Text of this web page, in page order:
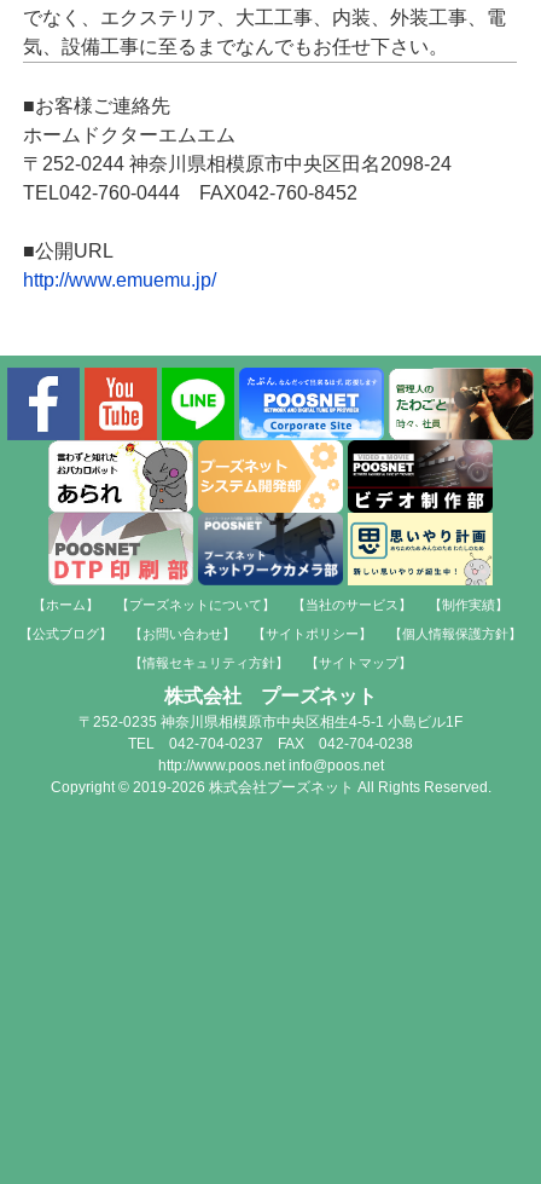
でなく、エクステリア、大工工事、内装、外装工事、電
気、設備工事に至るまでなんでもお任せ下さい。
■お客様ご連絡先
ホームドクターエムエム
〒252-0244 神奈川県相模原市中央区田名2098-24
TEL042-760-0444 FAX042-760-8452
■公開URL
http://www.emuemu.jp/
【ホーム】 【プーズネットについて】 【当社のサービス】
【制作実績】
【公式ブログ】
【お問い合わせ】 【サイトポリシー】
【個人情報保護方針】
【情報セキュリティ方針】
【サイトマップ】
株式会社 プーズネット
〒252-0235 神奈川県相模原市中央区相生4-5-1 小島ビル1F
TEL 042-704-0237 FAX 042-704-0238
http://www.poos.net info@poos.net
Copyright © 2019-2026 株式会社プーズネット All Rights Reserved.